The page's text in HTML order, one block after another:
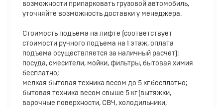
возможности припарковать грузовой автомобиль,
уточняйте возможность доставки у менеджера.
Стоимость подъема на лифте (соответствует
стоимости ручного подъема на 1 этаж, оплата
подъема осуществляется за наличный расчет):
посуда, смесители, мойки, фильтры, бытовая химия
бесплатно;
мелкая бытовая техника весом до 5 кг бесплатно;
бытовая техника весом свыше 5 кг (вытяжки,
варочные поверхности, СВЧ, холодильники,